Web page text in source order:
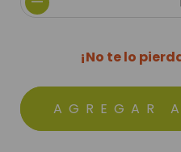
¡No te lo